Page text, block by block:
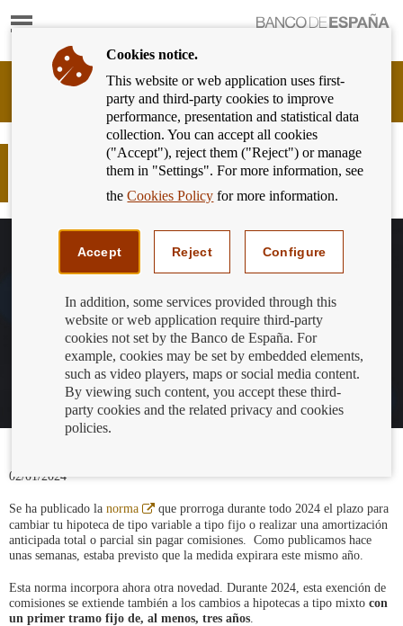
Show
Banking
Customer
Banco
España
Eurosystem,
La exención de comisiones
hipotecarias se prorroga a todo 2024
02/01/2024
Se ha publicado la norma
Abre
en
ventana
nueva
que prorroga durante todo 2024 el plazo para
cambiar tu hipoteca de tipo variable a tipo fijo o realizar una amortización
anticipada total o parcial sin pagar comisiones. Como publicamos hace
unas semanas, estaba previsto que la medida expirara este mismo año.
Esta norma incorpora ahora otra novedad. Durante 2024, esta exención de
comisiones se extiende también a los cambios a hipotecas a tipo mixto con
un primer tramo fijo de, al menos, tres años
Cookies notice.
This website or web application uses first-
party and third-party cookies to improve
performance, presentation and statistical data
collection. You can accept all cookies
("Accept"), reject them ("Reject") or manage
them in "Settings". For more information, see
theCookies Policy for more information.
Accept Reject Configure
In addition, some services provided through this
website or web application require third-party
cookies not set by the Banco de España. For
example, cookies may be set by embedded elements,
such as video players, maps or social media content.
By viewing such content, you accept these third-
party cookies and the related privacy and cookies
policies.